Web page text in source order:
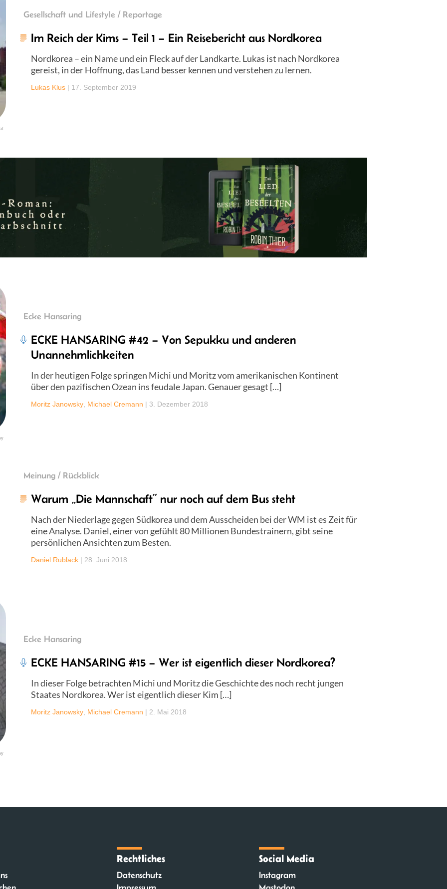
Gesellschaft und Lifestyle / Reportage
Im Reich der Kims – Teil 1 – Ein Reisebericht aus Nordkorea
Nordkorea – ein Name und ein Fleck auf der Landkarte. Lukas ist nach Nordkorea
gereist, in der Hoffnung, das Land besser kennen und verstehen zu lernen.
Lukas Klus | 17. September 2019
Ecke Hansaring
ECKE HANSARING #42 – Von Sepukku und anderen
Unannehmlichkeiten
In der heutigen Folge springen Michi und Moritz vom amerikanischen Kontinent
über den pazifischen Ozean ins feudale Japan. Genauer gesagt […]
Moritz Janowsky Michael Cremann | 3. Dezember 2018
Meinung / Rückblick
Warum „Die Mannschaft“ nur noch auf dem Bus steht
Nach der Niederlage gegen Südkorea und dem Ausscheiden bei der WM ist es Zeit für
eine Analyse. Daniel, einer von gefühlt 80 Millionen Bundestrainern, gibt seine
persönlichen Ansichten zum Besten.
Daniel Rublack | 28. Juni 2018
Ecke Hansaring
ECKE HANSARING #15 – Wer ist eigentlich dieser Nordkorea?
In dieser Folge betrachten Michi und Moritz die Geschichte des noch recht jungen
Staates Nordkorea. Wer ist eigentlich dieser Kim […]
Moritz Janowsky Michael Cremann | 2. Mai 2018
Rechtliches
Datenschutz
Social Media
Instagram